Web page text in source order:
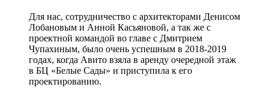
Для нас, сотрудничество с архитекторами Денисом
Лобановым и Анной Касьяновой, а так же с
проектной командой во главе с Дмитрием
Чупахиным, было очень успешным в 2018-2019
годах, когда Авито взяла в аренду очередной этаж
в БЦ «Белые Сады» и приступила к его
проектированию.